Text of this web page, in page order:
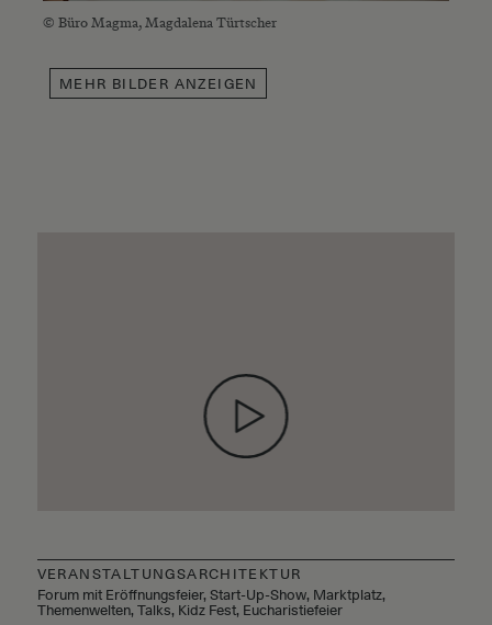
© Büro Magma, Magdalena Türtscher
MEHR BILDER ANZEIGEN
VERANSTALTUNGSARCHITEKTUR
Forum mit Eröffnungsfeier, Start-Up-Show, Marktplatz,
Themenwelten, Talks, Kidz Fest, Eucharistiefeier